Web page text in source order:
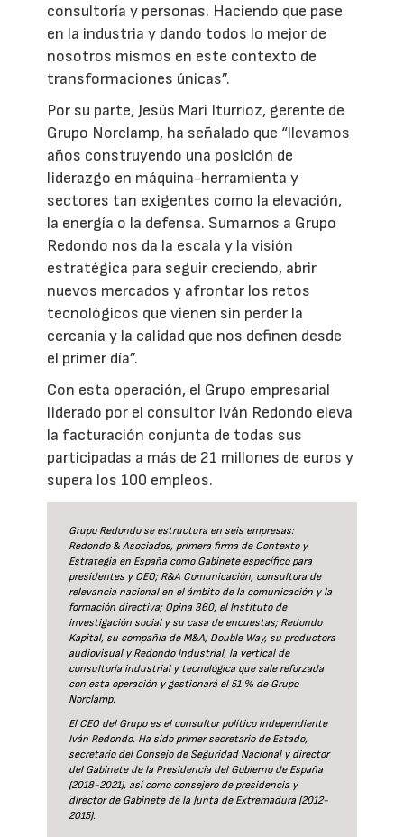
consultoría y personas. Haciendo que pase
en la industria y dando todos lo mejor de
nosotros mismos en este contexto de
transformaciones únicas”.
Por su parte, Jesús Mari Iturrioz, gerente de
Grupo Norclamp, ha señalado que “llevamos
años construyendo una posición de
liderazgo en máquina-herramienta y
sectores tan exigentes como la elevación,
la energía o la defensa. Sumarnos a Grupo
Redondo nos da la escala y la visión
estratégica para seguir creciendo, abrir
nuevos mercados y afrontar los retos
tecnológicos que vienen sin perder la
cercanía y la calidad que nos definen desde
el primer día”.
Con esta operación, el Grupo empresarial
liderado por el consultor Iván Redondo eleva
la facturación conjunta de todas sus
participadas a más de 21 millones de euros y
supera los 100 empleos.
Grupo Redondo se estructura en seis empresas:
Redondo & Asociados, primera firma de Contexto y
Estrategia en España como Gabinete específico para
presidentes y CEO; R&A Comunicación, consultora de
relevancia nacional en el ámbito de la comunicación y la
formación directiva; Opina 360, el Instituto de
investigación social y su casa de encuestas; Redondo
Kapital, su compañía de M&A; Double Way, su productora
audiovisual y Redondo Industrial, la vertical de
consultoría industrial y tecnológica que sale reforzada
con esta operación y gestionará el 51 % de Grupo
Norclamp.
El CEO del Grupo es el consultor político independiente
Iván Redondo. Ha sido primer secretario de Estado,
secretario del Consejo de Seguridad Nacional y director
del Gabinete de la Presidencia del Gobierno de España
(2018-2021), así como consejero de presidencia y
director de Gabinete de la Junta de Extremadura (2012-
2015).